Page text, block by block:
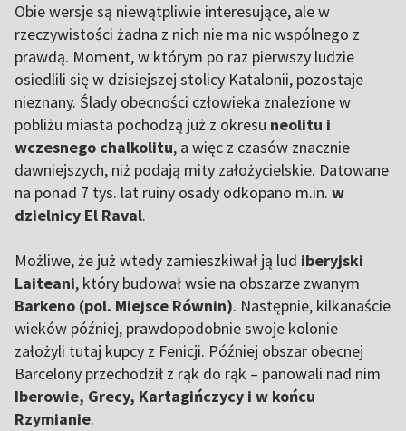
Obie wersje są niewątpliwie interesujące, ale w
rzeczywistości żadna z nich nie ma nic wspólnego z
prawdą. Moment, w którym po raz pierwszy ludzie
osiedlili się w dzisiejszej stolicy Katalonii, pozostaje
nieznany. Ślady obecności człowieka znalezione w
pobliżu miasta pochodzą już z okresu neolitu i
wczesnego chalkolitu, a więc z czasów znacznie
dawniejszych, niż podają mity założycielskie. Datowane
na ponad 7 tys. lat ruiny osady odkopano m.in. w
dzielnicy El Raval.
Możliwe, że już wtedy zamieszkiwał ją lud iberyjski
Laiteani, który budował wsie na obszarze zwanym
Barkeno (pol. Miejsce Równin). Następnie, kilkanaście
wieków później, prawdopodobnie swoje kolonie
założyli tutaj kupcy z Fenicji. Później obszar obecnej
Barcelony przechodził z rąk do rąk – panowali nad nim
Iberowie, Grecy, Kartagińczycy i w końcu
Rzymianie.